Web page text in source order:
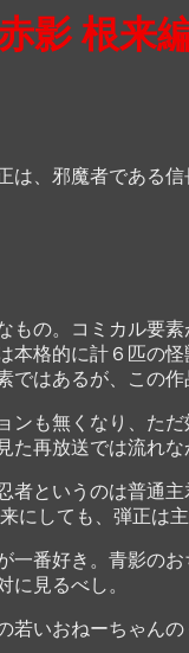
影 根来
は、邪魔者である
もの。コミカル要
本格的に計６匹の
ではあるが、この作
ンも無くなり、た
た再放送では流れ
者というのは普通
にしても、弾正は
一番好き。青影の
に見るべし。
若いおねーちゃん